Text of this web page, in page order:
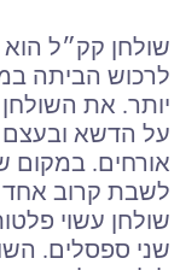
שולחן קק״ל
לרכוש הביתה
יותר. את
על הדשא
אורחים. במקום
לשבת קרוב אחד
שולחן עשוי
שני ספסלים.